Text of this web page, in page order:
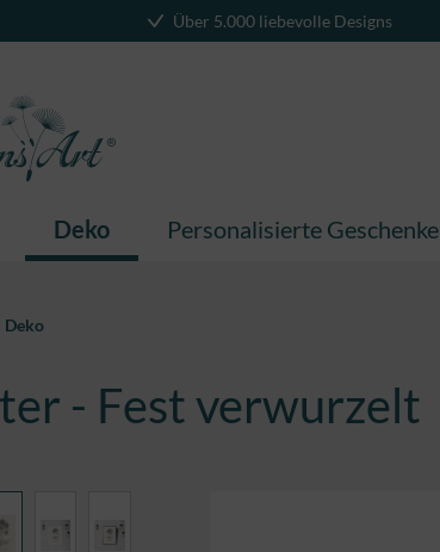
Über 5.000 liebevolle Designs
Deko Personalisierte Geschenke
Deko
- Fest verwurzelt